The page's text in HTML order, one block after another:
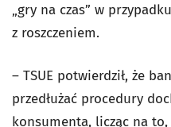
„gry na czas” w
z roszczeniem.
– TSUE potwierdził, że
przedłużać procedury
konsumenta, licząc na